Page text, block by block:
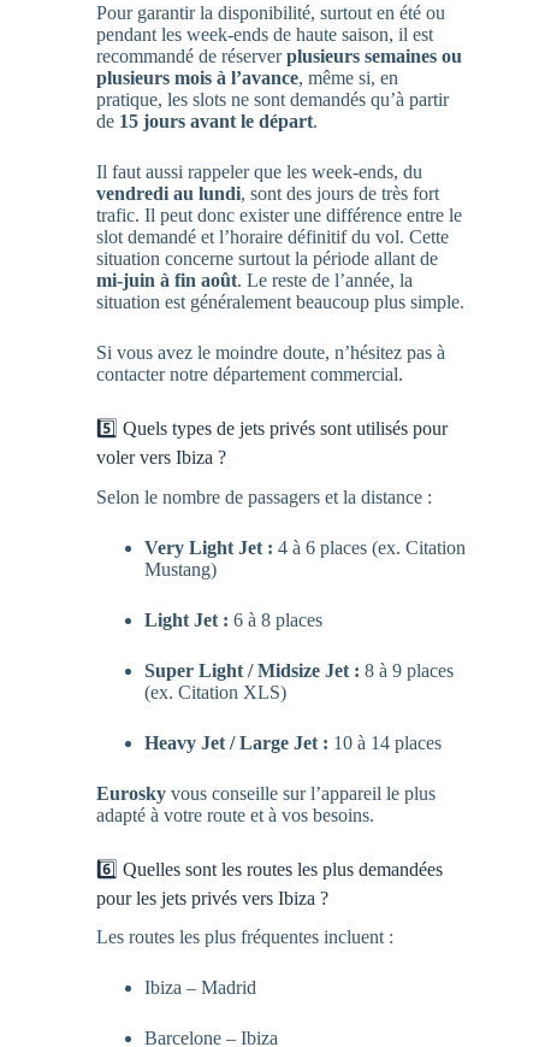
Pour garantir la disponibilité, surtout en été ou
pendant les week-ends de haute saison, il est
recommandé de réserverplusieurs semaines ou
plusieurs mois à l’avance, même si, en
pratique, les slots ne sont demandés qu’à partir
de 15 jours avant le départ.
Il faut aussi rappeler que les week-ends, du
vendredi au lundi, sont des jours de très fort
trafic. Il peut donc exister une différence entre le
slot demandé et l’horaire définitif du vol. Cette
situation concerne surtout la période allant de
mi-juin à fin août. Le reste de l’année, la
situation est généralement beaucoup plus simple.
Si vous avez le moindre doute, n’hésitez pas à
contacter notre département commercial.
5️⃣ Quels types de jets privés sont utilisés pour
voler vers Ibiza ?
Selon le nombre de passagers et la distance :
Very Light Jet : 4 à 6 places (ex. Citation
Mustang)
Light Jet : 6 à 8 places
Super Light / Midsize Jet : 8 à 9 places
(ex. Citation XLS)
Heavy Jet / Large Jet : 10 à 14 places
Eurosky vous conseille sur l’appareil le plus
adapté à votre route et à vos besoins.
6️⃣ Quelles sont les routes les plus demandées
pour les jets privés vers Ibiza ?
Les routes les plus fréquentes incluent :
Ibiza – Madrid
Barcelone – Ibiza